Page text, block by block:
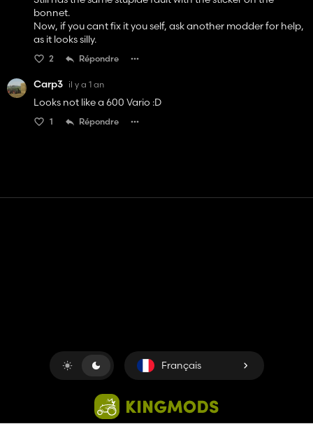
bonnet.
Now, if you cant fix it you self, ask another modder for help,
as it looks silly.
2 Répondre
Carp3 il y a 1 an
Looks not like a 600 Vario :D
1 Répondre
Français